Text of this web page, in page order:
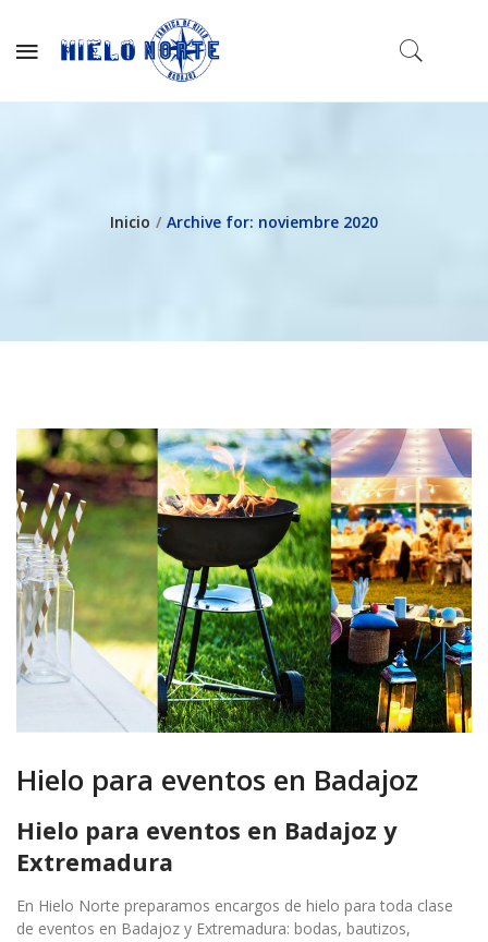
Inicio / Archive for: noviembre 2020
Hielo para eventos en Badajoz
Hielo para eventos en Badajoz y
Extremadura
En Hielo Norte preparamos encargos de hielo para toda clase
de eventos en Badajoz y Extremadura: bodas, bautizos,